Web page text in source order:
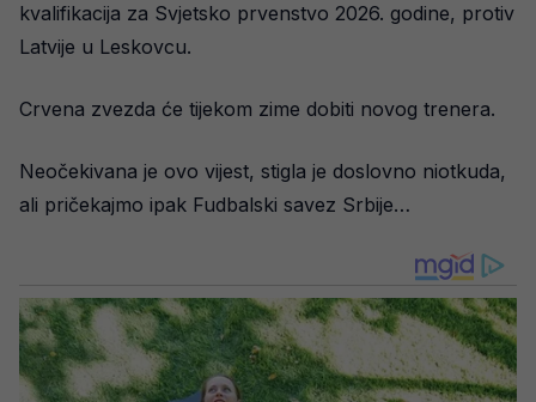
kvalifikacija za Svjetsko prvenstvo 2026. godine, protiv
Latvije u Leskovcu.
Crvena zvezda će tijekom zime dobiti novog trenera.
Neočekivana je ovo vijest, stigla je doslovno niotkuda,
ali pričekajmo ipak Fudbalski savez Srbije…